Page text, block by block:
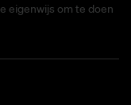
eigenwijs om te doen